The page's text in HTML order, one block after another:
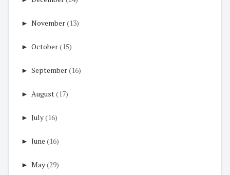
► November(13)
► October(15)
► September(16)
► August(17)
► July(16)
► June (16)
► May(29)